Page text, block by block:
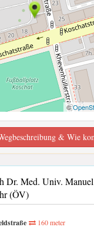
©
& Wie
Dr. Med. Univ.
(ÖV)
160 meter